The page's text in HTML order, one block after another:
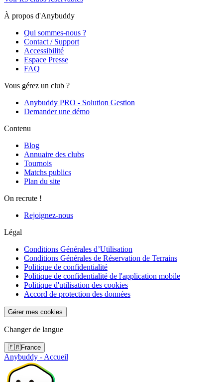
À propos d'Anybuddy
Qui sommes-nous ?
Contact / Support
Accessibilité
Espace Presse
FAQ
Vous gérez un club ?
Anybuddy PRO - Solution Gestion
Demander une démo
Contenu
Blog
Annuaire des clubs
Tournois
Matchs publics
Plan du site
On recrute !
Rejoignez-nous
Légal
Conditions Générales d’Utilisation
Conditions Générales de Réservation de Terrains
Politique de confidentialité
Politique de confidentialité de l'application mobile
Politique d'utilisation des cookies
Accord de protection des données
Gérer mes cookies
Changer de langue
🇫🇷France
Anybuddy - Accueil